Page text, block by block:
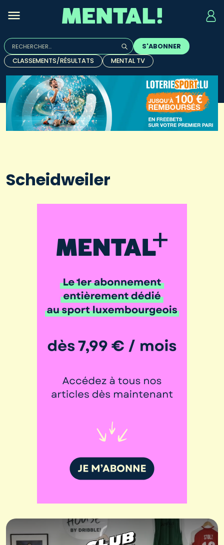
Rechercher :
Quand les résultats de l'auto-complétion sont
S'ABONNER
CLASSEMENTS/RÉSULTATS
MENTAL TV
Scheidweiler